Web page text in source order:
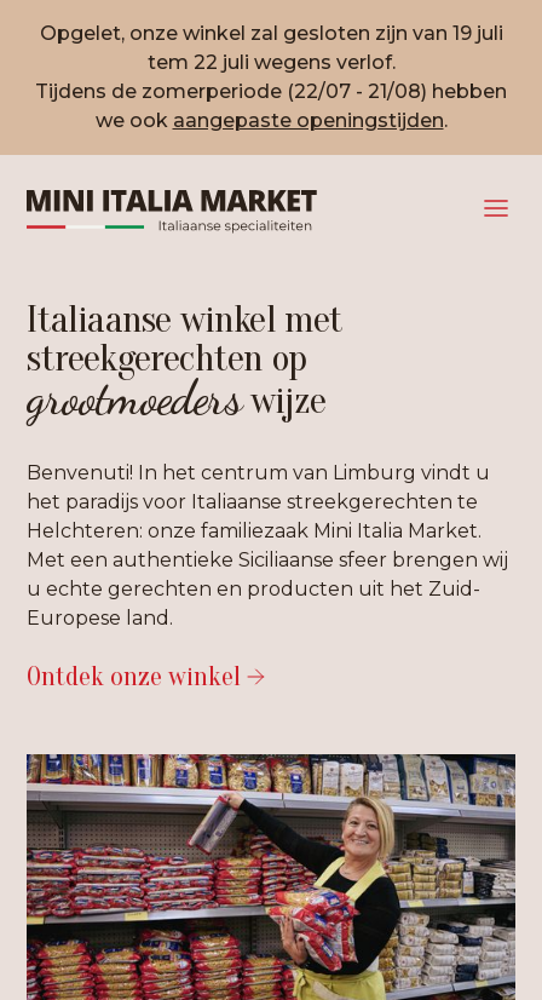
Opgelet, onze winkel zal gesloten zijn van 19 juli
tem 22 juli wegens verlof.
Tijdens de zomerperiode (22/07 - 21/08) hebben
we ook aangepaste openingstijden.
Italiaanse winkel met
streekgerechten op
grootmoederswijze
Benvenuti! In het centrum van Limburg vindt u
het paradijs voor Italiaanse streekgerechten te
Helchteren: onze familiezaak Mini Italia Market.
Met een authentieke Siciliaanse sfeer brengen wij
u echte gerechten en producten uit het Zuid-
Europese land.
Ontdek onze winkel